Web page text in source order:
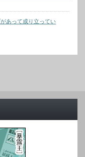
あって成り立ってい